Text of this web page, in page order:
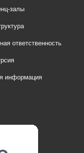
залы
ответственность
информация